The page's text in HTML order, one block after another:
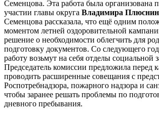
Семенцова. Эта работа была организована
участии главы округа Владимира
Семенцова рассказала, что ещё одним
моментом летней оздоровительной
решение о необходимости облегчить для
подготовку документов. Со следующего
работу возьмут на себя отделы социальной
Председатель комиссии предложила перед
проводить расширенные совещания с
Роспотребнадзора, пожарного надзора и
чтобы заранее решать проблемы по
дневного пребывания.